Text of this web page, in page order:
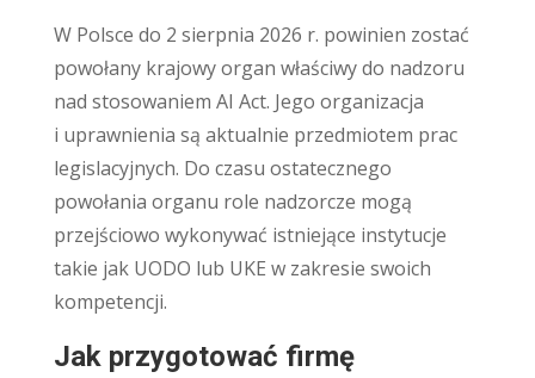
W Polsce do 2 sierpnia 2026 r. powinien zostać
powołany krajowy organ właściwy do nadzoru
nad stosowaniem AI Act. Jego organizacja
i uprawnienia są aktualnie przedmiotem prac
legislacyjnych. Do czasu ostatecznego
powołania organu role nadzorcze mogą
przejściowo wykonywać istniejące instytucje
takie jak UODO lub UKE w zakresie swoich
kompetencji.
Jak przygotować firmę